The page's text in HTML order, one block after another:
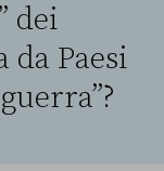
dei
Paesi